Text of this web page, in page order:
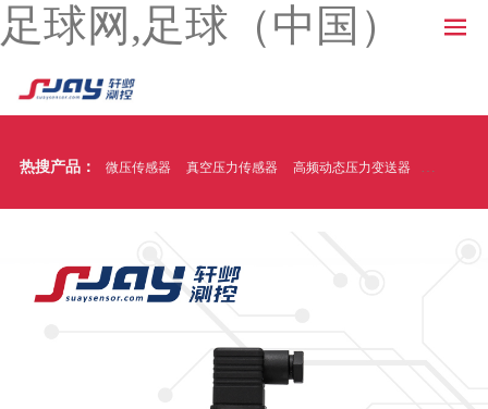
足球网,足球（中国）
热搜产品： 微压传感器 真空压力传感器 高频动态压力变送器 温压一体